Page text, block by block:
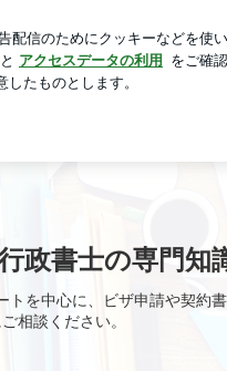
解決！大阪天王寺の行
政書士の専門知
を中心に、ビザ申請や契約
相談ください。